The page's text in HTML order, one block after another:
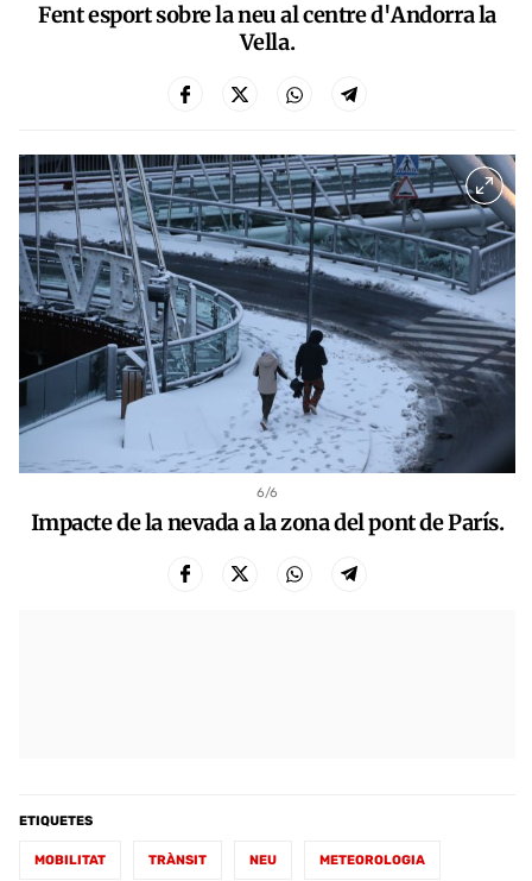
Fent esport sobre la neu al centre d'Andorra la
Vella.
6/6
Impacte de la nevada a la zona del pont de París.
ETIQUETES
MOBILITAT TRÀNSIT NEU METEOROLOGIA